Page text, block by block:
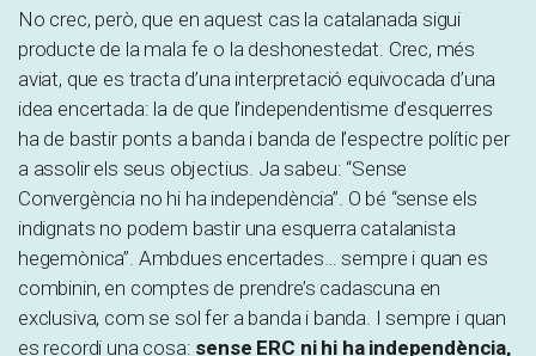
No crec, però, que en aquest cas la catalanada sigui
producte de la mala fe o la deshonestedat. Crec, més
aviat, que es tracta d’una interpretació equivocada d’una
idea encertada: la de que l’independentisme d’esquerres
ha de bastir ponts a banda i banda de l’espectre polític per
a assolir els seus objectius. Ja sabeu: “Sense
Convergència no hi ha independència”. O bé “sense els
indignats no podem bastir una esquerra catalanista
hegemònica”. Ambdues encertades… sempre i quan es
combinin, en comptes de prendre’s cadascuna en
exclusiva, com se sol fer a banda i banda. I sempre i quan
es recordi una cosa: sense ERC ni hi ha independència,